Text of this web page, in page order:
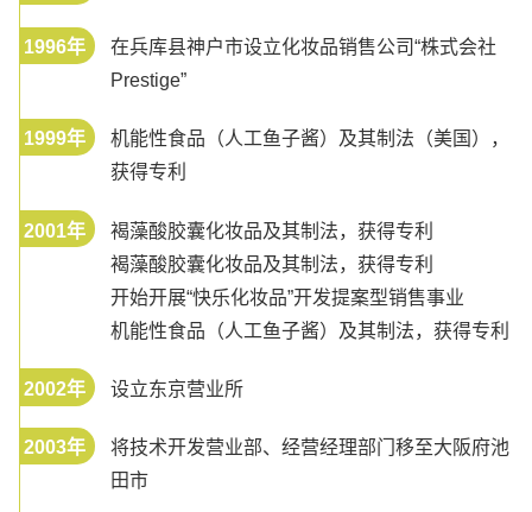
1996年
在兵库县神户市设立化妆品销售公司“株式会社
Prestige”
1999年
机能性食品（人工鱼子酱）及其制法（美国），
获得专利
2001年
褐藻酸胶囊化妆品及其制法，获得专利
褐藻酸胶囊化妆品及其制法，获得专利
开始开展“快乐化妆品”开发提案型销售事业
机能性食品（人工鱼子酱）及其制法，获得专利
2002年 设立东京营业所
2003年
将技术开发营业部、经营经理部门移至大阪府池
田市